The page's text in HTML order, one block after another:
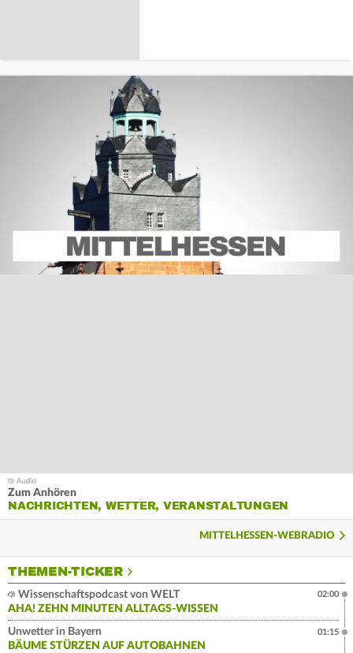
Zum Anhören
NACHRICHTEN, WETTER, VERANSTALTUNGEN
MITTELHESSEN-WEBRADIO
THEMEN-TICKER
Wissenschaftspodcast von WELT
AHA! ZEHN MINUTEN ALLTAGS-WISSEN
02:00
Unwetter in Bayern
BÄUME STÜRZEN AUF AUTOBAHNEN
01:15